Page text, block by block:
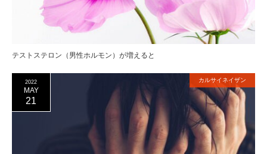
テストステロン（男性ホルモン）が増えると
2022
MAY
21
カルサイネイザン